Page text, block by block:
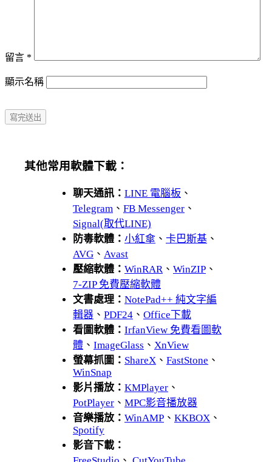
留言 *
顯示名稱
其他常用軟體下載：
聊天通訊： LINE 電腦板 、
Telegram 、 FB Messenger 、
Signal(取代LINE)
防毒軟體： 小紅傘 、 卡巴斯基 、
AVG 、 Avast
壓縮軟體： WinRAR、 WinZIP 、
7-ZIP 免費壓縮軟體
文書處理： NotePad++ 純文字編
輯器 、 PDF24 、 Office下載
看圖軟體： IrfanView 免費看圖軟
體 、 ImageGlass 、 XnView
螢幕抓圖： ShareX 、 FastStone 、
WinSnap
影片播放： KMPlayer 、
PotPlayer 、 MPC影音播放器
音樂播放： WinAMP 、 KKBOX 、
Spotify
影音下載：